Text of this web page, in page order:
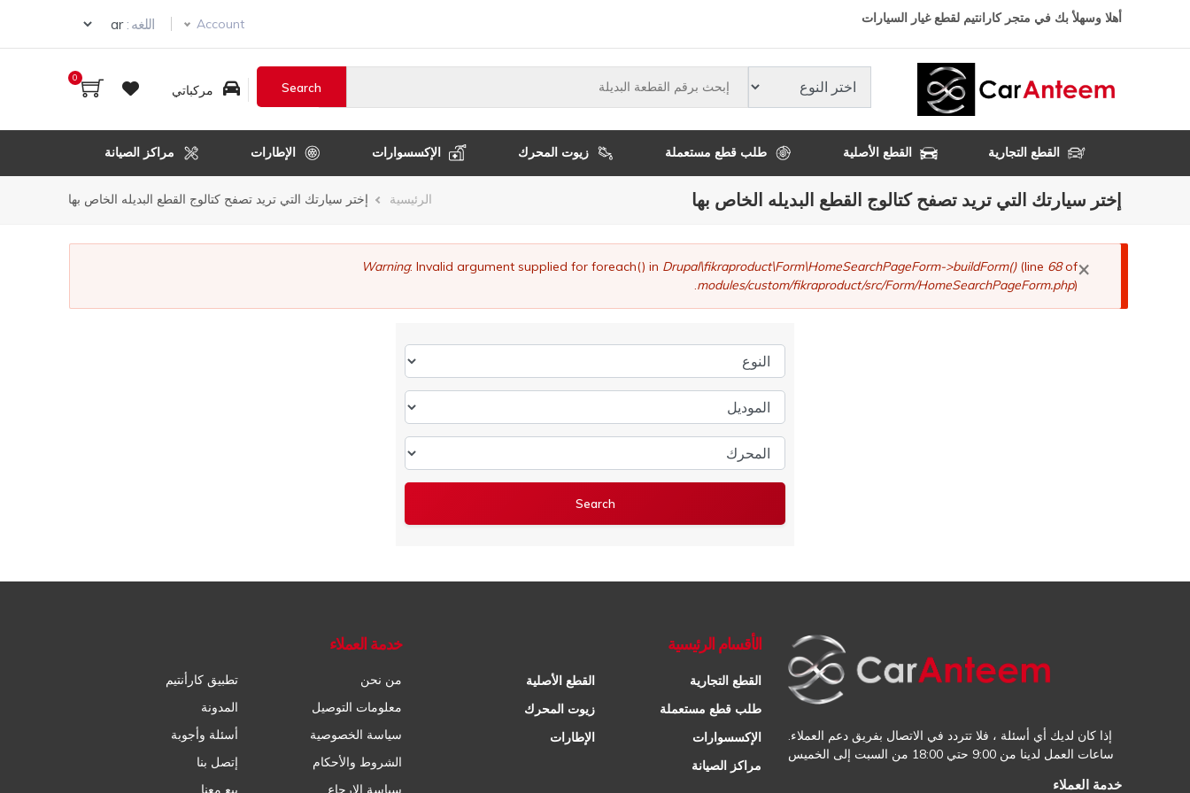
المحتوى
أهلا وسهلأ بك في متجر كارانتيم لقطع غيار السيارات Account اللغه :
مركباتي
0
القطع التجارية القطع الأصلية طلب قطع مستعملة زيوت المحرك الإكسسوارات الإطارات مراكز الصيانة
إختر سيارتك التي تريد تصفح كتالوج القطع البديله الخاص بها
مسار
التنقل
الرئيسية إختر سيارتك التي تريد تصفح كتالوج القطع البديله الخاص بها
×
رسالة
الخطأ
Warning: Invalid argument supplied for foreach() in Drupal\fikraproduct\Form\HomeSearchPageForm->buildForm()(line 68of
modules/custom/fikraproduct/src/Form/HomeSearchPageForm.php).
النوع
الموديل
المحرك
إذا كان لديك أي أسئلة ، فلا تتردد في الاتصال بفريق دعم العملاء.
ساعات العمل لدينا من 9:00 حتي 18:00 من السبت إلى الخميس
خدمة العملاء
الأقسام الرئيسية
القطع التجارية
القطع الأصلية
طلب قطع مستعملة
زيوت المحرك
الإكسسوارات
الإطارات
مراكز الصيانة
خدمة العملاء
من نحن
تطبيق كارأنتيم
معلومات التوصيل
المدونة
سياسة الخصوصية
أسئلة وأجوبة
الشروط والأحكام
إتصل بنا
سياسة الإرجاع
بيع معنا